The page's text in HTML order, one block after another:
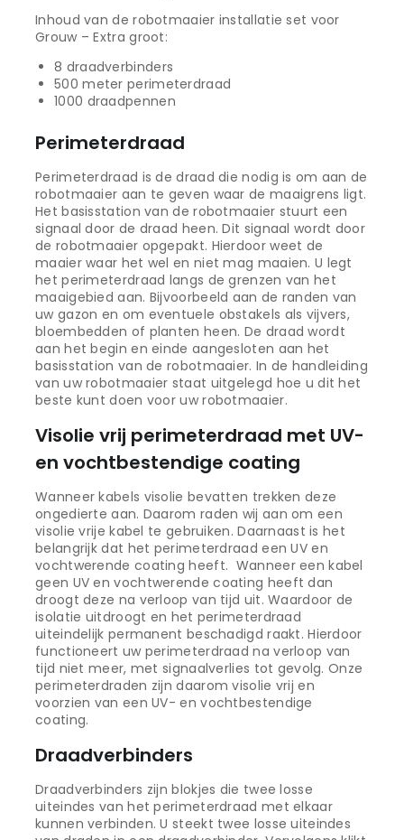
Inhoud van de robotmaaier installatie set voor
Grouw – Extra groot:
8 draadverbinders
500 meter perimeterdraad
1000 draadpennen
Perimeterdraad
Perimeterdraad is de draad die nodig is om aan de
robotmaaier aan te geven waar de maaigrens ligt.
Het basisstation van de robotmaaier stuurt een
signaal door de draad heen. Dit signaal wordt door
de robotmaaier opgepakt. Hierdoor weet de
maaier waar het wel en niet mag maaien. U legt
het perimeterdraad langs de grenzen van het
maaigebied aan. Bijvoorbeeld aan de randen van
uw gazon en om eventuele obstakels als vijvers,
bloembedden of planten heen. De draad wordt
aan het begin en einde aangesloten aan het
basisstation van de robotmaaier. In de handleiding
van uw robotmaaier staat uitgelegd hoe u dit het
beste kunt doen voor uw robotmaaier.
Visolie vrij perimeterdraad met UV-
en vochtbestendige coating
Wanneer kabels visolie bevatten trekken deze
ongedierte aan. Daarom raden wij aan om een
visolie vrije kabel te gebruiken. Daarnaast is het
belangrijk dat het perimeterdraad een UV en
vochtwerende coating heeft. Wanneer een kabel
geen UV en vochtwerende coating heeft dan
droogt deze na verloop van tijd uit. Waardoor de
isolatie uitdroogt en het perimeterdraad
uiteindelijk permanent beschadigd raakt. Hierdoor
functioneert uw perimeterdraad na verloop van
tijd niet meer, met signaalverlies tot gevolg. Onze
perimeterdraden zijn daarom visolie vrij en
voorzien van een UV- en vochtbestendige
coating.
Draadverbinders
Draadverbinders zijn blokjes die twee losse
uiteindes van het perimeterdraad met elkaar
kunnen verbinden. U steekt twee losse uiteindes